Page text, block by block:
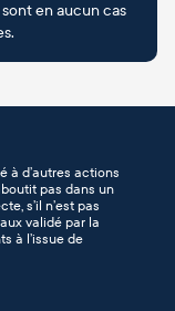
en aucun cas
à d’autres actions
pas dans un
s’il n’est pas
validé par la
à l’issue de